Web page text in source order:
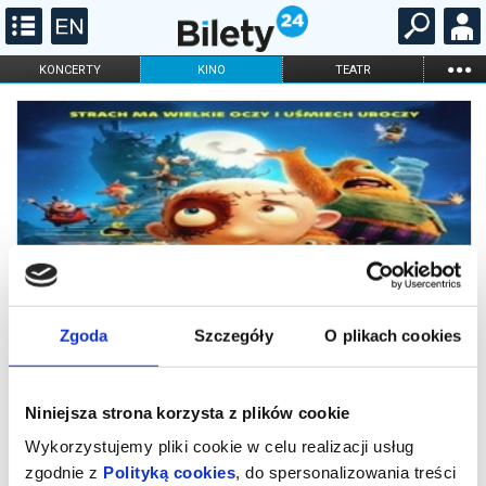
Zgoda Szczegóły O plikach cookies
Niniejsza strona korzysta z plików cookie
Wykorzystujemy pliki cookie w celu realizacji usług
zgodnie z Polityką cookies, do spersonalizowania treści
KONCERTY KINO TEATR ...
FILHARMONIA OPERA I BALET
STAND-UP
DLA DZIECI
ONLINE KARNETY
Koszmarek